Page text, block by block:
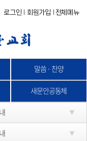
로그인 회원가입 전체메뉴
말씀 · 찬양
새문안공동체